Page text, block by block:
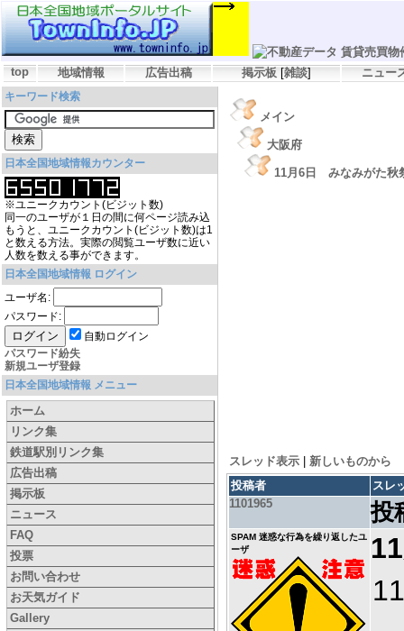
top 地域情報 広告出稿 掲示板 [雑談] ニュー
キーワード検索
日本全国地域情報カウンター
※ユニークカウント(ビジット数)
同一のユーザが１日の間に何ページ読み込
もうと、ユニークカウント(ビジット数)は1
と数える方法。実際の閲覧ユーザ数に近い
人数を数える事ができます。
日本全国地域情報 ログイン
ユーザ名:
パスワード:
自動ログイン
パスワード紛失
新規ユーザ登録
日本全国地域情報 メニュー
ホーム
リンク集
鉄道駅別リンク集
広告出稿
掲示板
ニュース
FAQ
投票
お問い合わせ
お天気ガイド
Gallery
メイン
大阪府
11月6日 みなみがた
スレッド表示
新しいものから
投稿者
スレ
1101965
投
SPAM 迷惑な行為を繰り返したユ
ーザ